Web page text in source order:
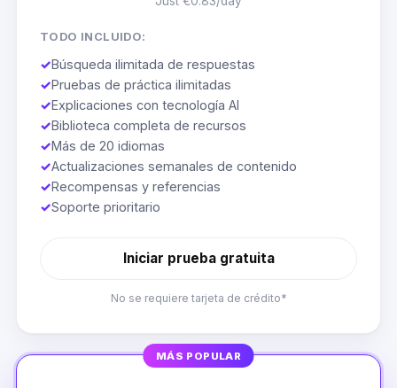
TODO INCLUIDO:
✓Búsqueda ilimitada de respuestas
✓Pruebas de práctica ilimitadas
✓Explicaciones con tecnología AI
✓Biblioteca completa de recursos
✓Más de 20 idiomas
✓Actualizaciones semanales de contenido
✓Recompensas y referencias
✓Soporte prioritario
Iniciar prueba gratuita
No se requiere tarjeta de crédito*
MÁS POPULAR